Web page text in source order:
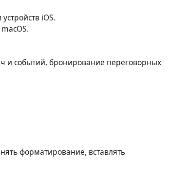
iOS.
и событий, бронирование переговорных
форматирование, вставлять